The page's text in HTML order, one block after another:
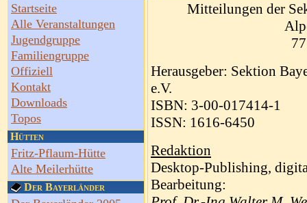
Startseite
Alle Veranstaltungen
Jugendgruppe
Familiengruppe
Offiziell
Kontakt
Downloads
Topos
Hütten
Fritz-Pflaum-Hütte
Alte Meilerhütte
Der Bayerländer
Mitteilungen der
Herausgeber: Sektion
e.V.
ISBN: 3-00-017414-1
ISSN: 1616-6450
Redaktion
Desktop-Publishing,
Bearbeitung: